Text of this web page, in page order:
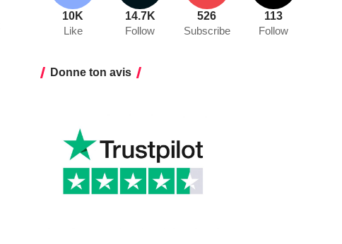
10K
Like
14.7K
Follow
526
Subscribe
113
Follow
Donne ton avis